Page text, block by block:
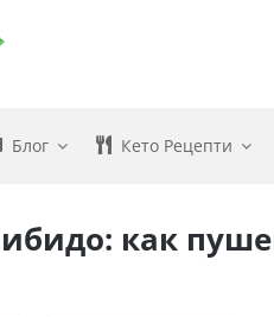
Блог Кето Рецепти
как